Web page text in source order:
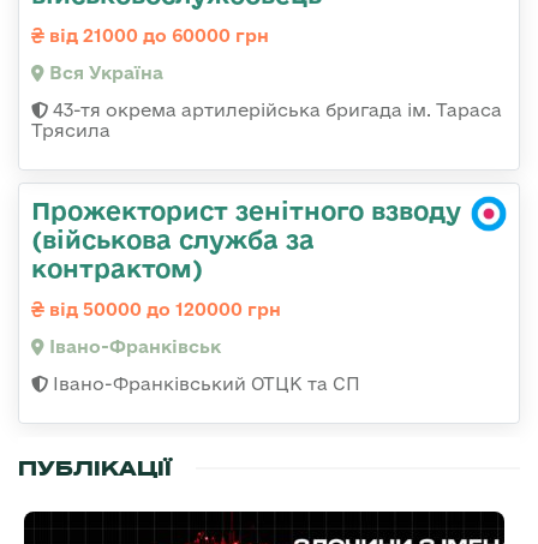
від 21000 до 60000 грн
Вся Україна
43-тя окрема артилерійська бригада ім. Тараса
Трясила
Прожекторист зенітного взводу
(військова служба за
контрактом)
від 50000 до 120000 грн
Івано-Франківськ
Івано-Франківський ОТЦК та СП
ПУБЛІКАЦІЇ